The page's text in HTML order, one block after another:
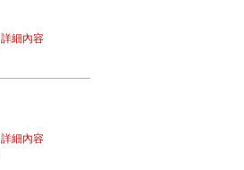
詳細內容
詳細內容